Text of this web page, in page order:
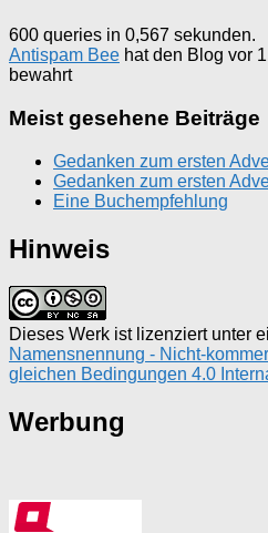
600 queries in 0,567 sekunden.
Antispam Bee hat den Blog vor
bewahrt
Meist gesehene Beiträge
Gedanken zum ersten
Gedanken zum ersten
Eine Buchempfehlung
Hinweis
Dieses Werk ist lizenziert unter
Namensnennung - Nicht-
gleichen Bedingungen 4.0
Werbung